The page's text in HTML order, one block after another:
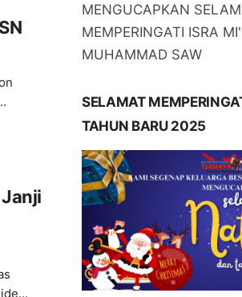
MENGUCAPKAN
MEMPERINGATI ISRA
MUHAMMAD SAW
SELAMAT
TAHUN BARU 2025